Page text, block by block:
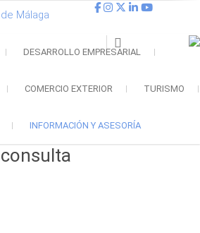
Cámara de
Málaga
Cámara de Comercio
DESARROLLO EMPRESARIAL
COMERCIO EXTERIOR TURISMO
INFORMACIÓN Y ASESORÍA